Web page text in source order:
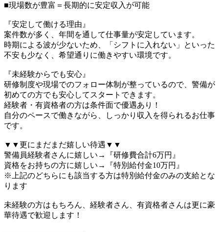
■現場数が豊富＝長期的に安定収入が可能
『安定して働ける理由』
案件数が多く、年間を通して仕事量が安定しています。
時期による波が少ないため、「シフトに入れない」といった
不安も少なく、希望通りに働きやすい環境です。
『未経験からでも安心』
研修制度や現場でのフォロー体制が整っているので、警備が
初めての方でも安心してスタートできます。
経験者・有資格者の方は条件面で優遇あり！
自分のペースで働きながら、しっかり収入を得られるお仕事
です。
▼▼更にまだまだ嬉しい待遇▼▼
警備員経験者さんに嬉しい→『研修費合計6万円』
資格をお持ちの方に嬉しい→『特別給付金10万円』
※上記のどちらにも該当する方は特別給付金のみの支給とな
ります
未経験の方はもちろん、経験者さん、有資格者さんは更に豪
華待遇で歓迎します！